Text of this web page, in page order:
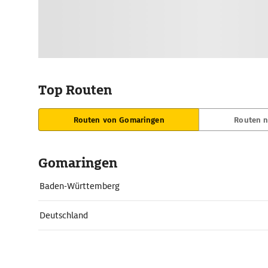
Top Routen
Routen von Gomaringen Routen
Gomaringen
Baden-Württemberg
Deutschland